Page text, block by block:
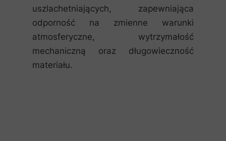
uszlachetniających, zapewniająca
odporność na zmienne warunki
atmosferyczne, wytrzymałość
mechaniczną oraz długowieczność
materiału.